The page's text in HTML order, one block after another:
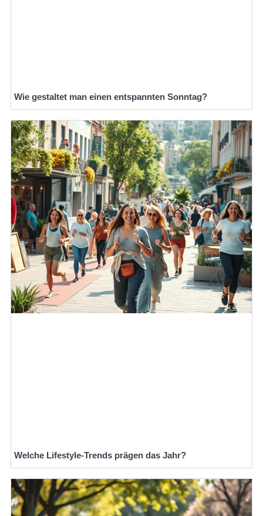
Wie gestaltet man einen entspannten Sonntag?
Welche Lifestyle-Trends prägen das Jahr?